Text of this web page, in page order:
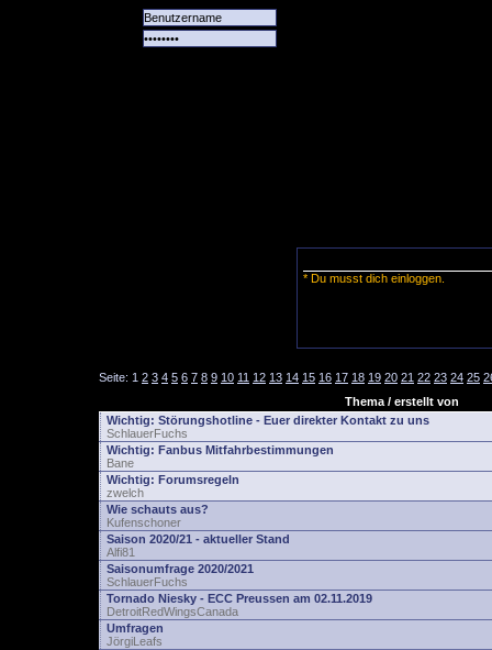
* Du musst dich einloggen.
Seite: 1 2 3 4 5 6 7 8 9 10 11 12 13 14 15 16 17 18 19 20 21 22 23 24 25
Thema / erstellt von
Wichtig: Störungshotline - Euer direkter Kontakt zu uns
SchlauerFuchs
Wichtig: Fanbus Mitfahrbestimmungen
Bane
Wichtig: Forumsregeln
zwelch
Wie schauts aus?
Kufenschoner
Saison 2020/21 - aktueller Stand
Alfi81
Saisonumfrage 2020/2021
SchlauerFuchs
Tornado Niesky - ECC Preussen am 02.11.2019
DetroitRedWingsCanada
Umfragen
JörgiLeafs